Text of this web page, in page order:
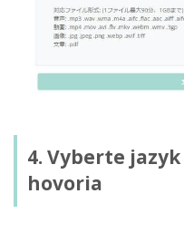
4. Vyberte
hovoria